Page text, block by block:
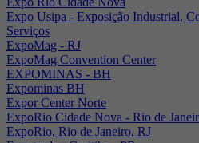
Expo Usipa - Exposição Industrial,
Serviços
ExpoMag - RJ
ExpoMag Convention Center
EXPOMINAS - BH
Expominas BH
Expor Center Norte
ExpoRio Cidade Nova - Rio de
ExpoRio, Rio de Janeiro, RJ